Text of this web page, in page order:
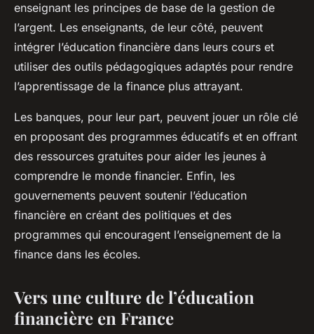
enseignant les principes de base de la gestion de
l’argent. Les enseignants, de leur côté, peuvent
intégrer l’éducation financière dans leurs cours et
utiliser des outils pédagogiques adaptés pour rendre
l’apprentissage de la finance plus attrayant.
Les banques, pour leur part, peuvent jouer un rôle clé
en proposant des programmes éducatifs et en offrant
des ressources gratuites pour aider les jeunes à
comprendre le monde financier. Enfin, les
gouvernements peuvent soutenir l’éducation
financière en créant des politiques et des
programmes qui encouragent l’enseignement de la
finance dans les écoles.
Vers une culture de l’éducation
financière en France